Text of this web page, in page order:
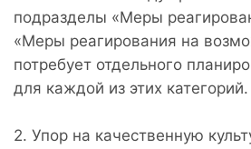
подразделы «Меры
«Меры реагирования на
потребует отдельного
для каждой из этих категорий.
2. Упор на качественную